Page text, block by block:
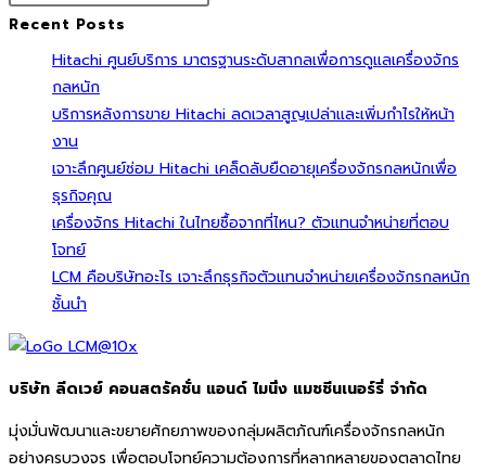
Recent Posts
Hitachi ศูนย์บริการ มาตรฐานระดับสากลเพื่อการดูแลเครื่องจักร
กลหนัก
บริการหลังการขาย Hitachi ลดเวลาสูญเปล่าและเพิ่มกำไรให้หน้า
งาน
เจาะลึกศูนย์ซ่อม Hitachi เคล็ดลับยืดอายุเครื่องจักรกลหนักเพื่อ
ธุรกิจคุณ
เครื่องจักร Hitachi ในไทยซื้อจากที่ไหน? ตัวแทนจำหน่ายที่ตอบ
โจทย์
LCM คือบริษัทอะไร เจาะลึกธุรกิจตัวแทนจำหน่ายเครื่องจักรกลหนัก
ชั้นนำ
บริษัท ลีดเวย์ คอนสตรัคชั่น แอนด์ ไมนิ่ง แมชชีนเนอร์รี่ จำกัด
มุ่งมั่นพัฒนาและขยายศักยภาพของกลุ่มผลิตภัณฑ์เครื่องจักรกลหนัก
อย่างครบวงจร เพื่อตอบโจทย์ความต้องการที่หลากหลายของตลาดไทย